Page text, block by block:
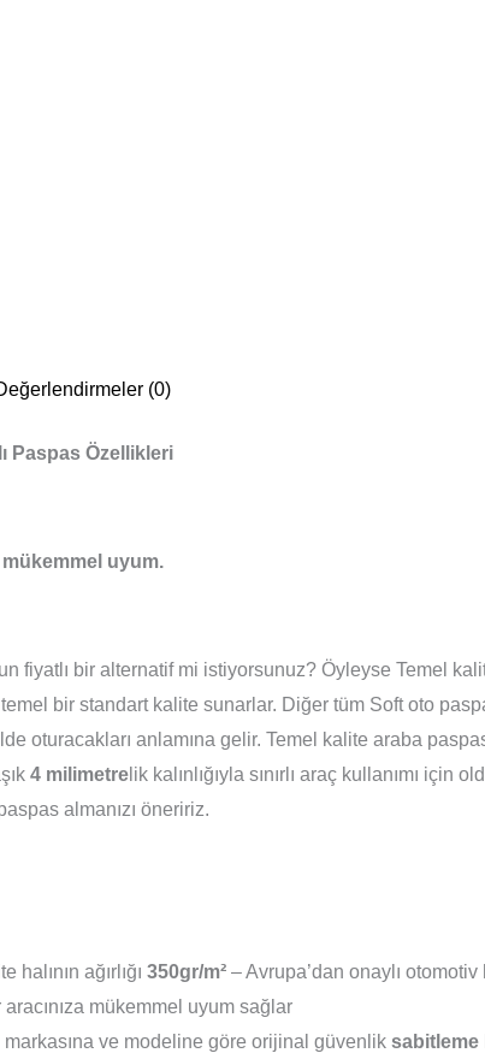
(0)
Paspas Özellikleri
uyum.
fiyatlı bir alternatif mi istiyorsunuz? Öyleyse Temel
temel bir standart kalite sunarlar. Diğer tüm Soft oto
oturacakları anlamına gelir. Temel kalite araba
4 milimetre lik kalınlığıyla sınırlı araç kullanımı
almanızı öneririz.
halının ağırlığı 350gr/m² – Avrupa’dan onaylı otomotiv
aracınıza mükemmel uyum sağlar
markasına ve modeline göre orijinal güvenlik sabitleme